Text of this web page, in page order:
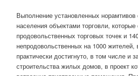
Выполнение установленных норамтивов
населения объектами торговли,
продовольственных торговых точек и
непродовольственных на 1000 жителей,
практически достигнуто, в том числе и
строительства жилых домов, в проект